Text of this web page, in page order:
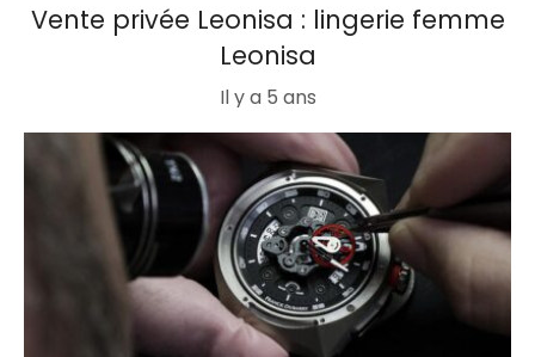
Vente privée Leonisa : lingerie femme
Leonisa
Il y a 5 ans